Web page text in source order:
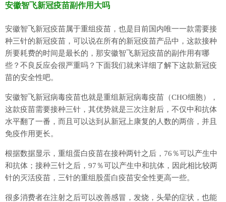
安徽智飞新冠疫苗副作用大吗
安徽智飞新冠疫苗属于重组疫苗，也是目前国内唯一一款需要接
种三针的新冠疫苗，可以说在所有的新冠疫苗产品中，这款接种
所要耗费的时间是最长的，那安徽智飞新冠疫苗的副作用有哪
些？不良反应会很严重吗？下面我们就来详细了解下这款新冠疫
苗的安全性吧。
安徽智飞新冠病毒疫苗也就是重组新冠病毒疫苗（CHO细胞），
这款疫苗需要接种三针，其优势就是三次注射后，不仅中和抗体
水平翻了一番，而且可以达到从新冠上康复的人数的两倍，并且
免疫作用更长。
根据数据显示，重组蛋白疫苗在接种两针之后，76％可以产生中
和抗体；接种三针之后，97％可以产生中和抗体，因此相比较两
针的灭活疫苗，三针的重组股蛋白疫苗安全性更高一些。
很多消费者在注射之后可以改善感冒，发烧，头晕的症状，也能